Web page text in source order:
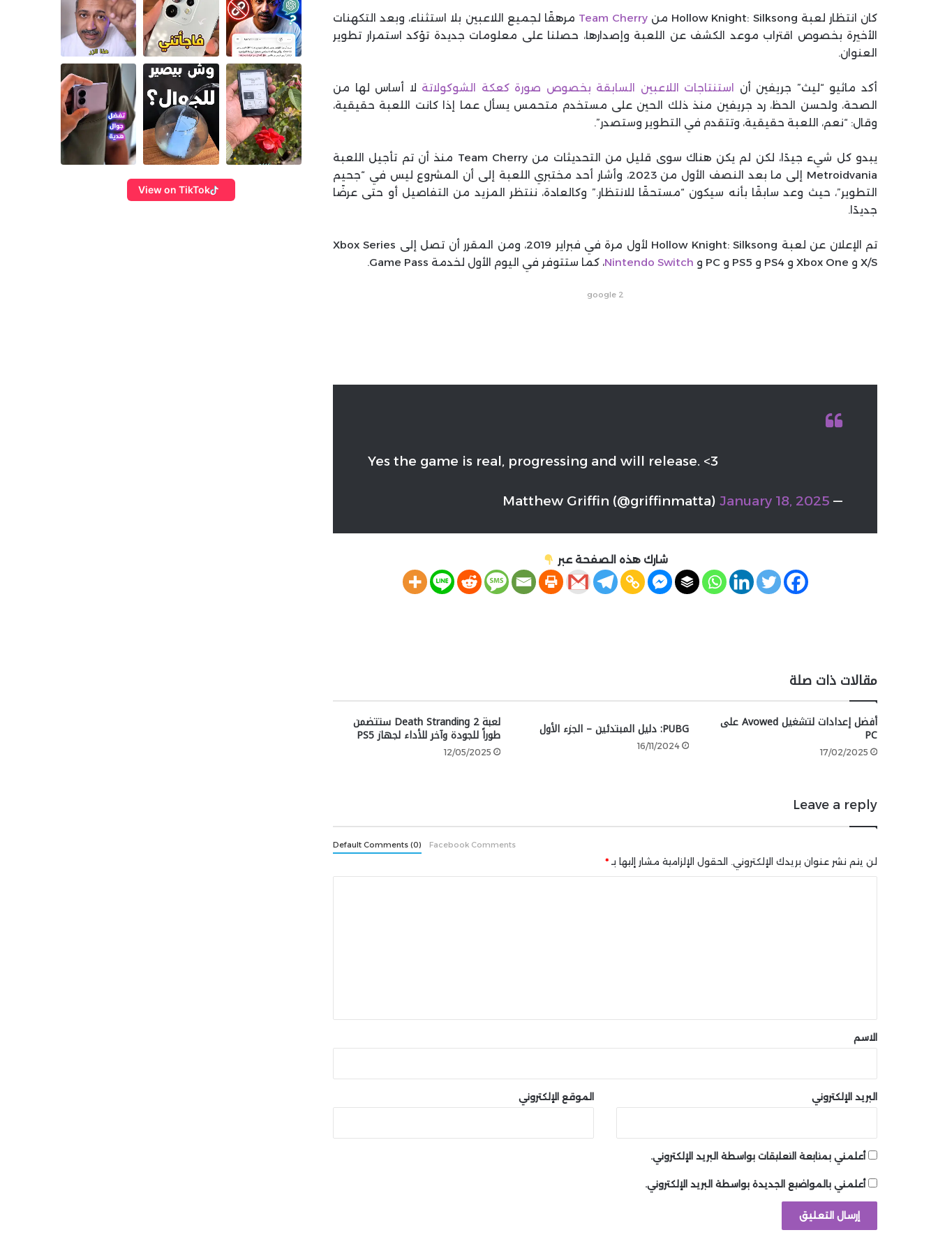
كان انتظار لعبة Hollow Knight: Silksong من Team Cherry مرهقًا لجميع اللاعبين بلا استثناء، وبعد التكهنات
الأخيرة بخصوص اقتراب موعد الكشف عن اللعبة وإصدارها، حصلنا على معلومات جديدة تؤكد استمرار تطوير
العنوان.
أكد ماثيو “ليث” جريفين أن استنتاجات اللاعبين السابقة بخصوص صورة كعكة الشوكولاتة لا أساس لها من
الصحة، ولحسن الحظ، رد جريفين منذ ذلك الحين على مستخدم متحمس يسأل عما إذا كانت اللعبة حقيقية،
وقال: “نعم، اللعبة حقيقية، وتتقدم في التطوير وستصدر”.
يبدو كل شيء جيدًا، لكن لم يكن هناك سوى قليل من التحديثات من Team Cherry منذ أن تم تأجيل اللعبة
Metroidvania إلى ما بعد النصف الأول من 2023، وأشار أحد مختبري اللعبة إلى أن المشروع ليس في “جحيم
التطوير”، حيث وعد سابقًا بأنه سيكون “مستحقًا للانتظار.” وكالعادة، ننتظر المزيد من التفاصيل أو حتى عرضًا
جديدًا.
تم الإعلان عن لعبة Hollow Knight: Silksong لأول مرة في فبراير 2019، ومن المقرر أن تصل إلى Xbox Series
X/S و Xbox One و PS4 و PS5 و PC و
Nintendo Switch، كما ستتوفر في اليوم الأول لخدمة Game Pass.
google 2
Yes the game is real, progressing and will release. <3
— Matthew Griffin (@griffinmatta)
January 18, 2025
شارك هذه الصفحة عبر
مقالات ذات صلة
أفضل إعدادات لتشغيل Avowed على
PC
17/02/2025
PUBG: دليل المبتدئين – الجزء الأول
16/11/2024
لعبة Death Stranding 2 ستتضمن
طوراً للجودة وآخر للأداء لجهاز PS5
12/05/2025
Leave a reply
Default Comments (0) Facebook Comments
لن يتم نشر عنوان بريدك الإلكتروني. الحقول الإلزامية مشار إليها بـ *
*الاسم
البريد الإلكتروني الموقع الإلكتروني
أعلمني بمتابعة التعليقات بواسطة البريد الإلكتروني.
أعلمني بالمواضيع الجديدة بواسطة البريد الإلكتروني.
View on TikTok